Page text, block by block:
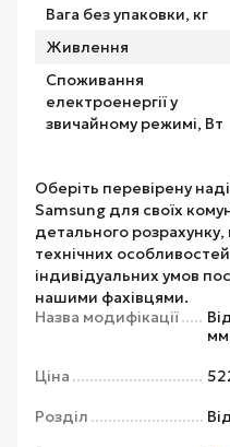
Вага без упаковки, кг
Живлення
Споживання
електроенергії у
звичайному режимі, Вт
Оберіть перевірену
Samsung для своїх
детального
технічних
індивідуальних умов
нашими фахівцями.
Назва модифікації
Ціна
Розділ